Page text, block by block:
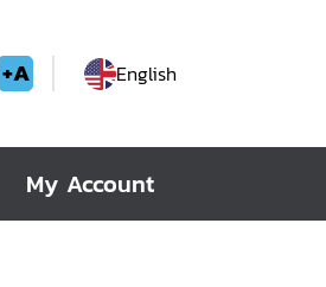
+A English
My Account